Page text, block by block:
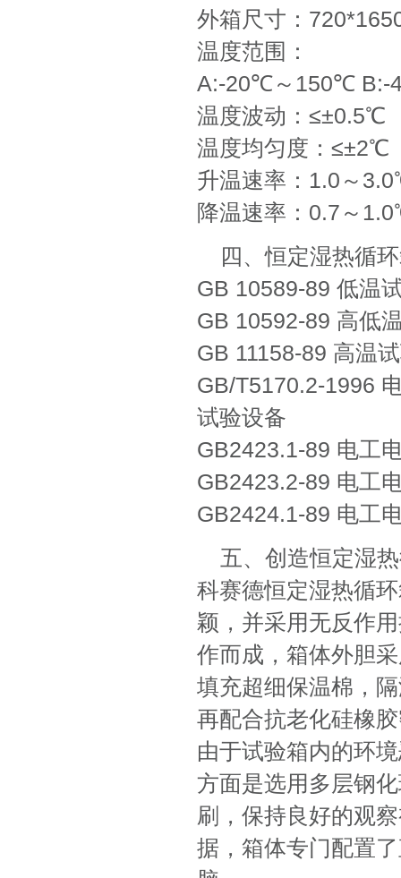
外箱尺寸：
温度范围：
A:-20℃～150℃
温度波动：≤±0.5℃
温度均匀度：≤±2℃
升温速率：1.0～
降温速率：0.7～
四、恒定湿热循
GB 10589-89 低温
GB 10592-89 高低
GB 11158-89 高温
GB/T5170.2-1996
试验设备
GB2423.1-89 电工
GB2423.2-89 电工
GB2424.1-89 电工
五、创造恒定湿
科赛德恒定湿热循
颖，并采用无反作
作而成，箱体外胆
填充超细保温棉，
再配合抗老化硅橡
由于试验箱内的环
方面是选用多层钢
刷，保持良好的观
据，箱体专门配置